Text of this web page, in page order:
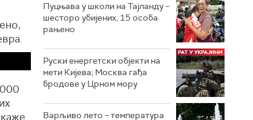
Пуцњава у школи на Тајланду –
шесторо убијених, 15 особа
рањено
Руски енергетски објекти на
мети Кијева; Москва гађа
бродове у Црном мору
Варљиво лето – температура